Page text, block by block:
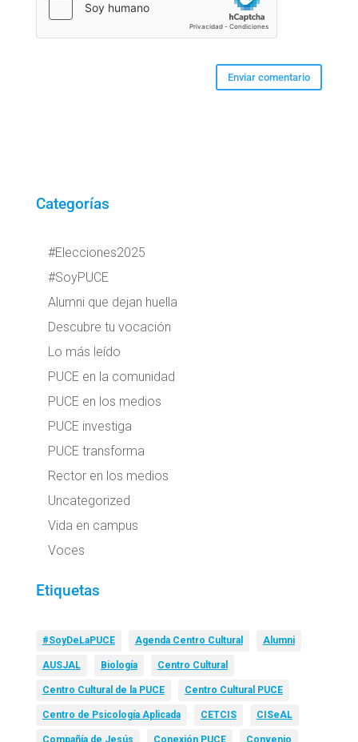
Categorías
#Elecciones2025
#SoyPUCE
Alumni que dejan huella
Descubre tu vocación
Lo más leído
PUCE en la comunidad
PUCE en los medios
PUCE investiga
PUCE transforma
Rector en los medios
Uncategorized
Vida en campus
Voces
Etiquetas
#SoyDeLaPUCE Agenda Centro Cultural Alumni
AUSJAL Biología Centro Cultural
Centro Cultural de la PUCE Centro Cultural PUCE
Centro de Psicología Aplicada CETCIS CISeAL